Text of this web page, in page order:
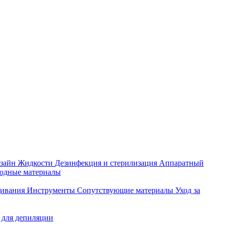
Жидкости Дезинфекция и стерилизация Аппаратный
материалы
Инструменты Сопутствующие материалы Уход за
депиляции